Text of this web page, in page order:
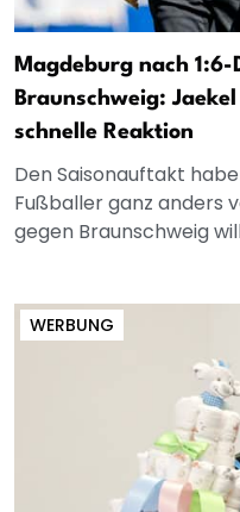
Magdeburg nach
Braunschweig:
schnelle Reaktion
Den Saisonauftakt
Fußballer ganz anders
gegen Braunschweig
WERBUNG